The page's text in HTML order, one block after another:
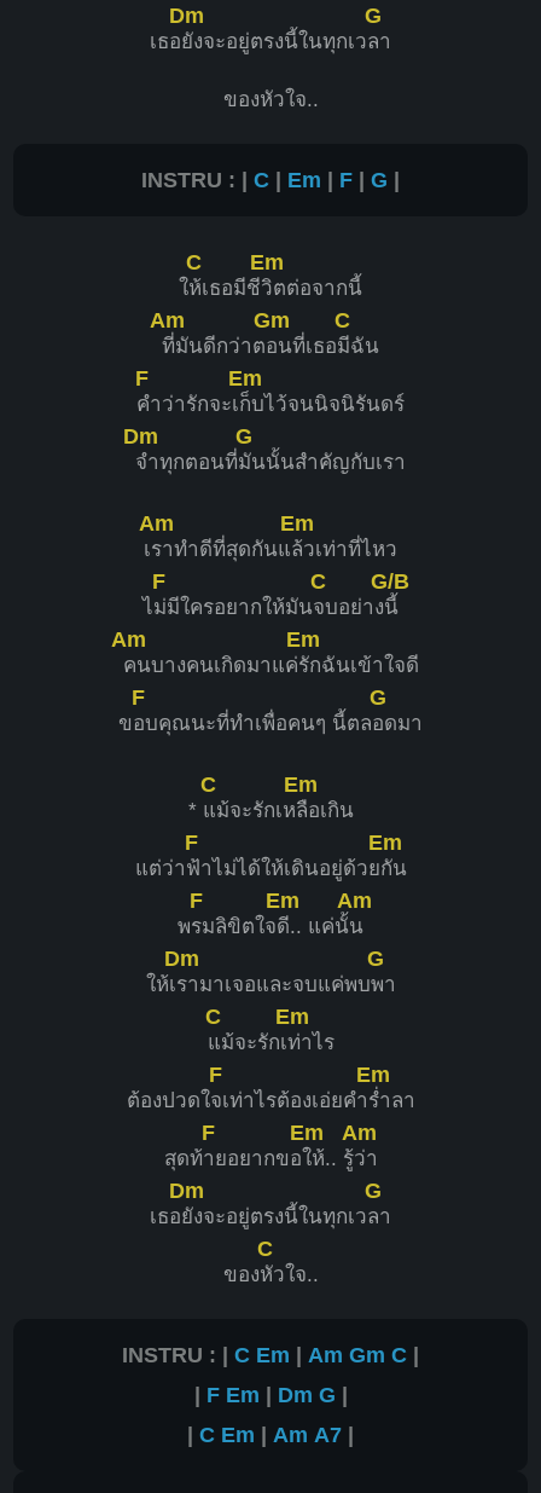
เธอ
Dm
ยังจะอยู่ตรงนี้ในทุกเว
G
ลา
ของหัวใจ..
INSTRU : | C | Em | F | G |
ใ
C
ห้เธอมีชี
Em
วิตต่อจากนี้
Am
ที่มันดีกว่าต
Gm
อนที่เธอ
C
มีฉัน
F
คำว่ารักจะเ
Em
ก็บไว้จนนิจนิรันดร์
Dm
จำทุกตอนที่
G
มันนั้นสำคัญกับเรา
เ
Am
ราทำดีที่สุดกันแ
Em
ล้วเท่าที่ไหว
ไ
F
ม่มีใครอยากให้มัน
C
จบอย่าง
G/B
นี้
Am
คนบางคนเกิดมาแค่
Em
รักฉันเข้าใจดี
ข
F
อบคุณนะที่ทำเพื่อคนๆ นี้ตล
G
อดมา
*
C
แม้จะรักเห
Em
ลือเกิน
แต่ว่า
F
ฟ้าไม่ได้ให้เดินอยู่ด้วย
Em
กัน
พ
F
รมลิขิตใจ
Em
ดี.. แค่นั้
Am
น
ให้เ
Dm
รามาเจอและจบแค่พบ
G
พา
C
แม้จะรักเ
Em
ท่าไร
ต้องปวดใ
F
จเท่าไรต้องเอ่ยคำ
Em
ร่ำลา
สุดท้
F
ายอยากขอ
Em
ให้.. รู้
Am
ว่า
เธอ
Dm
ยังจะอยู่ตรงนี้ในทุกเว
G
ลา
ของ
C
หัวใจ..
INSTRU : | C Em | Am Gm C |
| F Em | Dm G |
| C Em | Am A7 |